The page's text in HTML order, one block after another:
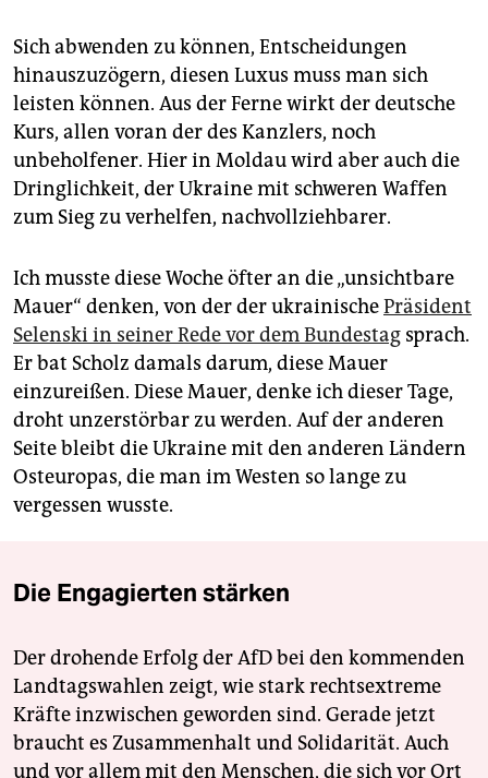
Sich abwenden zu können, Entscheidungen
hinauszuzögern, diesen Luxus muss man sich
leisten können. Aus der Ferne wirkt der deutsche
Kurs, allen voran der des Kanzlers, noch
unbeholfener. Hier in Moldau wird aber auch die
Dringlichkeit, der Ukraine mit schweren Waffen
zum Sieg zu verhelfen, nachvollziehbarer.
Ich musste diese Woche öfter an die „unsichtbare
Mauer“ denken, von der der ukrainischePräsident
Selenski in seiner Rede vor dem Bundestag sprach.
Er bat Scholz damals darum, diese Mauer
einzureißen. Diese Mauer, denke ich dieser Tage,
droht unzerstörbar zu werden. Auf der anderen
Seite bleibt die Ukraine mit den anderen Ländern
Osteuropas, die man im Westen so lange zu
vergessen wusste.
Die Engagierten stärken
Der drohende Erfolg der AfD bei den kommenden
Landtagswahlen zeigt, wie stark rechtsextreme
Kräfte inzwischen geworden sind. Gerade jetzt
braucht es Zusammenhalt und Solidarität. Auch
und vor allem mit den Menschen, die sich vor Ort